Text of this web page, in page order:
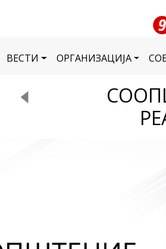
ВЕСТИ ОРГАНИЗАЦИЈА